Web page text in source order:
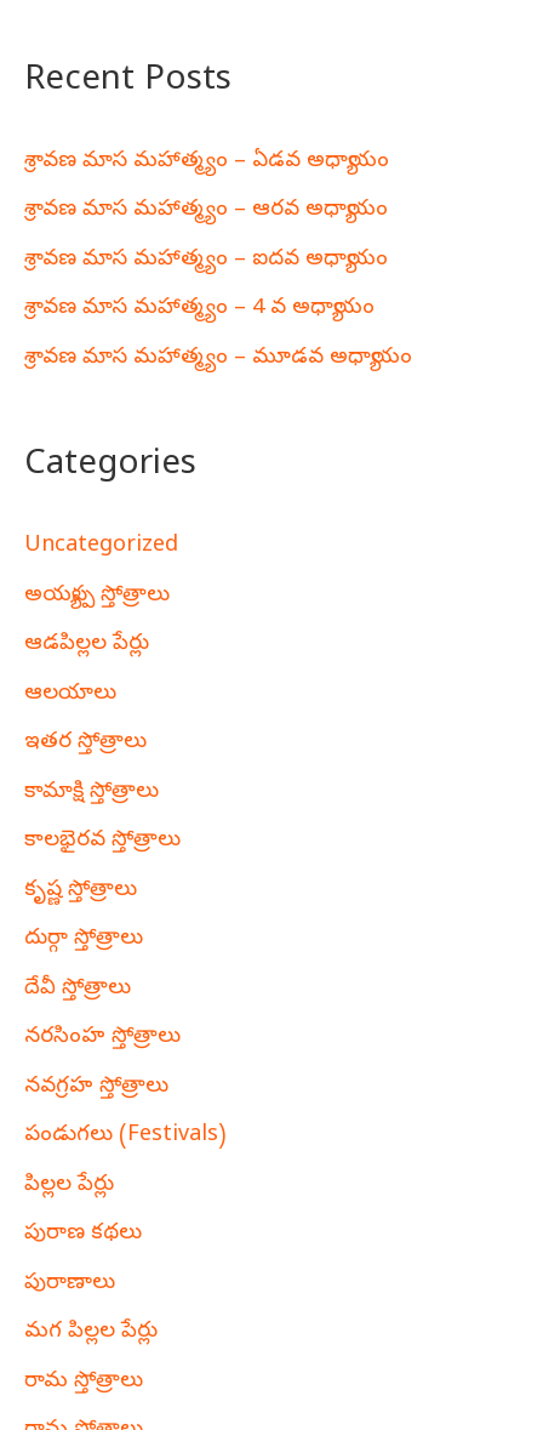
Recent Posts
శ్రావణ మాస మహాత్మ్యం – ఏడవ అధ్యాయం
శ్రావణ మాస మహాత్మ్యం – ఆరవ అధ్యాయం
శ్రావణ మాస మహాత్మ్యం – ఐదవ అధ్యాయం
శ్రావణ మాస మహాత్మ్యం – 4 వ అధ్యాయం
శ్రావణ మాస మహాత్మ్యం – మూడవ అధ్యాయం
Categories
Uncategorized
అయ్యప్ప స్తోత్రాలు
ఆడపిల్లల పేర్లు
ఆలయాలు
ఇతర స్తోత్రాలు
కామాక్షి స్తోత్రాలు
కాలభైరవ స్తోత్రాలు
కృష్ణ స్తోత్రాలు
దుర్గా స్తోత్రాలు
దేవీ స్తోత్రాలు
నరసింహ స్తోత్రాలు
నవగ్రహ స్తోత్రాలు
పండుగలు (Festivals)
పిల్లల పేర్లు
పురాణ కథలు
పురాణాలు
మగ పిల్లల పేర్లు
రామ స్తోత్రాలు